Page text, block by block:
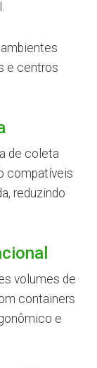
e centros
de coleta
compatíveis
reduzindo
volumes de
containers
e